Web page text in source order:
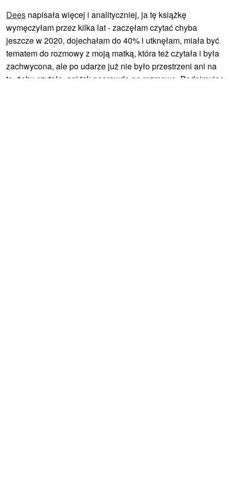
Dees napisała więcej i analityczniej, ja tę książkę
wymęczyłam przez kilka lat - zaczęłam czytać chyba
jeszcze w 2020, dojechałam do 40% i utknęłam, miała być
tematem do rozmowy z moją matką, która też czytała i była
zachwycona, ale po udarze już nie było przestrzeni ani na
to, żeby czytała, ani tak naprawdę na rozmowę. Podejmując